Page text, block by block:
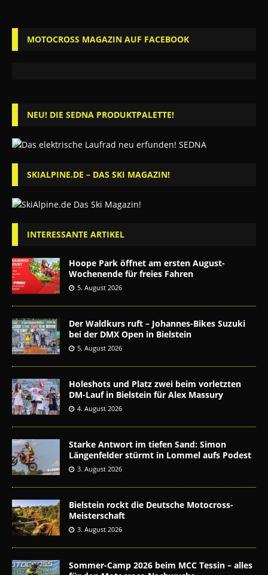
MOTOCROSS MAGAZIN AUF FACEBOOK
NEU! DIE SEDNA PRODUKTPALETTE!
SKIALPINE.DE – DAS SKI MAGAZIN!
INTERESSANTE ARTIKEL
Hoope Park öffnet am ersten August-
Wochenende für freies Fahren
5. August 2026
Der Waldkurs ruft – Johannes-Bikes Suzuki
bei der DMX Open in Bielstein
5. August 2026
Holeshots und Platz zwei beim vorletzten
DM-Lauf in Bielstein für Alex Massury
4. August 2026
Starke Antwort im tiefen Sand: Simon
Längenfelder stürmt in Lommel aufs Podest
3. August 2026
Bielstein rockt die Deutsche Motocross-
Meisterschaft
3. August 2026
Sommer-Camp 2026 beim MCC Tessin – alles